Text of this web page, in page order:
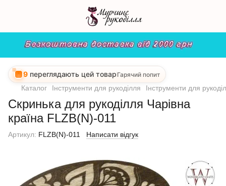
9 переглядають цей товар Гарячий попит
Каталог Інструменти для рукоділля Інструменти для
Скринька для рукоділля Чарівна
країна FLZB(N)-011
Артикул: FLZB(N)-011 Написати відгук